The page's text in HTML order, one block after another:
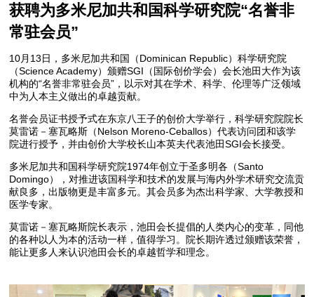
获聘为多米尼加共和国科学研究院“名誉非
常驻会员”
10月13日，多米尼加共和国（Dominican Republic）科学研究院
（Science Academy）颁赠SGI（国际创价学会）会长池田大作为该
机构的“名誉非常驻会员”，以示对其在学术、科学、伦理等广泛领域
中为人本主义做出的卓越贡献。
名誉会员证书授予式在东京八王子的创价大学举行，科学研究院院长
莫雷诺－塞瓦略斯（Nelson Moreno-Ceballos）代表访问团和该学
院进行授予，并由创价大学校长山本英夫代表池田SGI会长接受。
多米尼加共和国科学研究院1974年创立于圣多明各（Santo
Domingo），对推进该国科学和技术的发展与海内外学术研究交流贡
献良多，出版物更是丰富多元。其会员多为杰出科学家、大学教授和
医学专家。
莫雷诺－塞瓦略斯院长表示，池田会长提倡的人类内心的变革，同他
的各种以人为本的活动一样，值得学习。院长期许透过颁赠该荣誉，
能让更多人来认识池田会长的卓越哲学和理念。